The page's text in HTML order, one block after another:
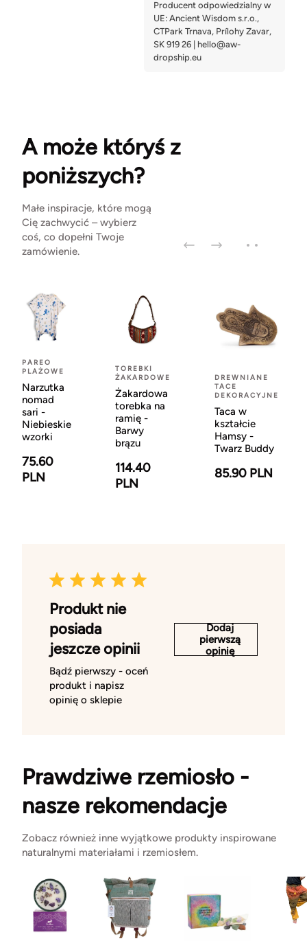
A może któryś z
poniższych?
Małe inspiracje, które mogą
Cię zachwycić – wybierz
coś, co dopełni Twoje
zamówienie.
PAREO
PLAŻOWE
Narzutka
nomad
sari -
Niebieskie
wzorki
75.60
PLN
TOREBKI
ŻAKARDOWE
Żakardowa
torebka na
ramię -
Barwy
brązu
114.40
PLN
DREWNIANE
TACE
DEKORACYJNE
Taca w
kształcie
Hamsy -
Twarz Buddy
85.90 PLN
Produkt nie
posiada
jeszcze opinii
Bądź pierwszy - oceń
produkt i napisz
opinię o sklepie
Dodaj
pierwszą
opinię
Prawdziwe rzemiosło -
nasze rekomendacje
Zobacz również inne wyjątkowe produkty inspirowane
naturalnymi materiałami i rzemiosłem.